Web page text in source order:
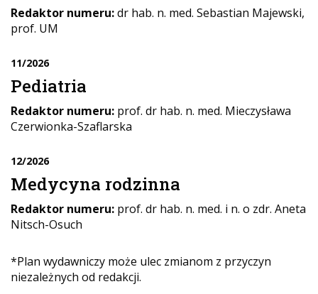
Redaktor numeru:dr hab. n. med. Sebastian Majewski,
prof. UM
11/2026
Pediatria
Redaktor numeru: prof. dr hab. n. med. Mieczysława
Czerwionka-Szaflarska
12/2026
Medycyna rodzinna
Redaktor numeru: prof. dr hab. n. med. i n. o zdr. Aneta
Nitsch-Osuch
*Plan wydawniczy może ulec zmianom z przyczyn
niezależnych od redakcji.